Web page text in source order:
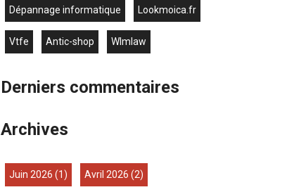
dépannage informatique lookmoica.fr
vtfe antic-shop wlmlaw
Derniers commentaires
Archives
juin 2026 (1) avril 2026 (2)